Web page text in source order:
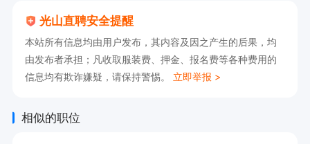
光山直聘安全提醒
本站所有信息均由用户发布，其内容及因之产生的后果，均
由发布者承担；凡收取服装费、押金、报名费等各种费用的
信息均有欺诈嫌疑，请保持警惕。 立即举报 >
相似的职位